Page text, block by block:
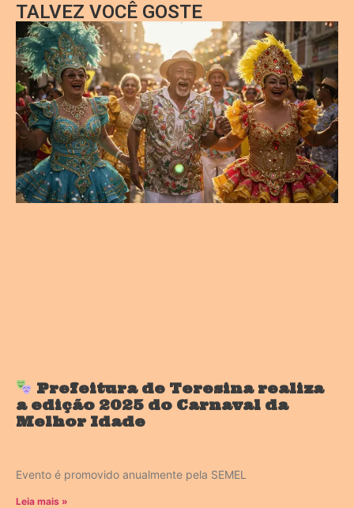
TALVEZ VOCÊ GOSTE
Prefeitura de Teresina realiza
a edição 2025 do Carnaval da
Melhor Idade
Evento é promovido anualmente pela SEMEL
Leia mais »